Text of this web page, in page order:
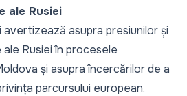
ale Rusiei
asupra presiunilor și
Rusiei în procesele
și asupra încercărilor de a
parcursului european.